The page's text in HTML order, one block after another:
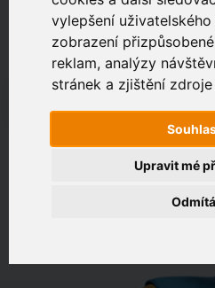
vylepšení
zobrazení
reklam, analýzy
stránek a zjištění
Upravit mé
Zákaznický portál
Jak rychlé je připojení na vaší